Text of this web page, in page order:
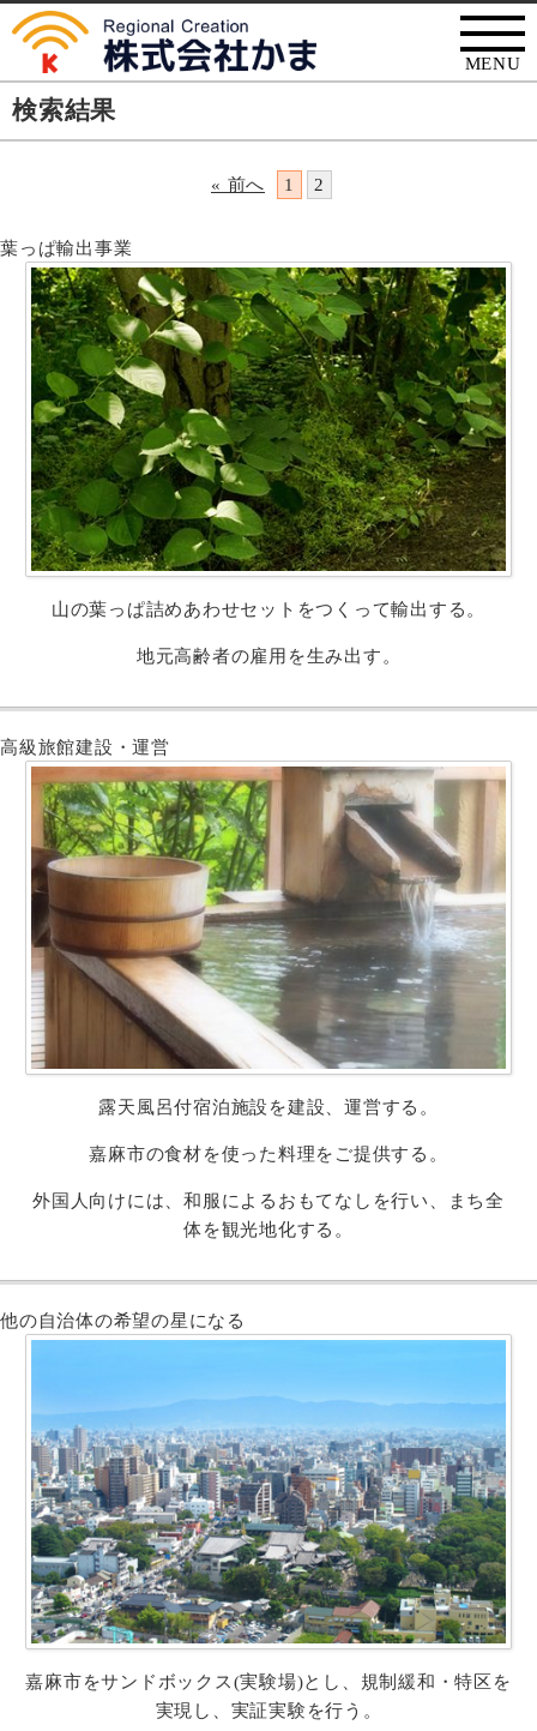
MENU
検索結果
« 前へ 1 2
葉っぱ輸出事業
山の葉っぱ詰めあわせセットをつくって輸出する。
地元高齢者の雇用を生み出す。
高級旅館建設・運営
露天風呂付宿泊施設を建設、運営する。
嘉麻市の食材を使った料理をご提供する。
外国人向けには、和服によるおもてなしを行い、まち全
体を観光地化する。
他の自治体の希望の星になる
嘉麻市をサンドボックス(実験場)とし、規制緩和・特区を
実現し、実証実験を行う。